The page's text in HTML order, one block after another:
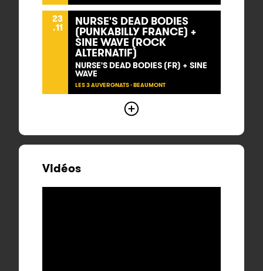
23
.11 NURSE'S DEAD BODIES
(PUNKABILLY FRANCE) +
SINE WAVE (ROCK
ALTERNATIF)
NURSE'S DEAD BODIES (FR) + SINE
WAVE
LES 3 AUVERGNATS - BEAUMONT
Vidéos